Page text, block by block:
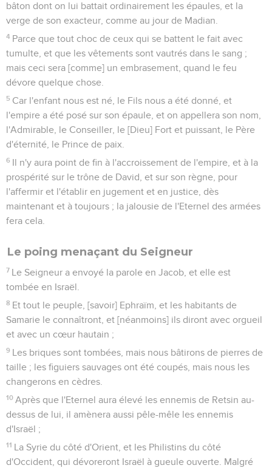
bâton dont on lui battait ordinairement les épaules, et la
verge de son exacteur, comme au jour de Madian.
4 Parce que tout choc de ceux qui se battent le fait avec
tumulte, et que les vêtements sont vautrés dans le sang ;
mais ceci sera [comme] un embrasement, quand le feu
dévore quelque chose.
5 Car l'enfant nous est né, le Fils nous a été donné, et
l'empire a été posé sur son épaule, et on appellera son nom,
l'Admirable, le Conseiller, le [Dieu] Fort et puissant, le Père
d'éternité, le Prince de paix.
6 Il n'y aura point de fin à l'accroissement de l'empire, et à la
prospérité sur le trône de David, et sur son règne, pour
l'affermir et l'établir en jugement et en justice, dès
maintenant et à toujours ; la jalousie de l'Eternel des armées
fera cela.
Le poing menaçant du Seigneur
7 Le Seigneur a envoyé la parole en Jacob, et elle est
tombée en Israël.
8 Et tout le peuple, [savoir] Ephraïm, et les habitants de
Samarie le connaîtront, et [néanmoins] ils diront avec orgueil
et avec un cœur hautain ;
9 Les briques sont tombées, mais nous bâtirons de pierres de
taille ; les figuiers sauvages ont été coupés, mais nous les
changerons en cèdres.
10 Après que l'Eternel aura élevé les ennemis de Retsin au-
dessus de lui, il amènera aussi pêle-mêle les ennemis
d'Israël ;
11 La Syrie du côté d'Orient, et les Philistins du côté
d'Occident, qui dévoreront Israël à gueule ouverte. Malgré